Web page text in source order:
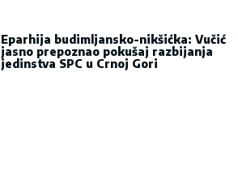
Eparhija budimljansko-nikšićka: Vučić
jasno prepoznao pokušaj razbijanja
jedinstva SPC u Crnoj Gori